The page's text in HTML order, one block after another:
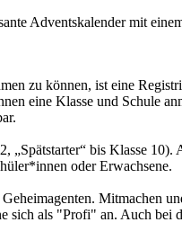
Adventskalender mit
zu können, ist eine
eine Klasse und Schule
bis Klasse
oder Erwachsene.
Mitmachen
als "Profi" an. Auch bei